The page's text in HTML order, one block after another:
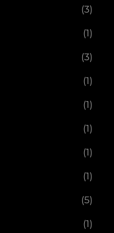
(3)
(1)
(3)
(1)
(1)
(1)
(1)
(1)
(5)
(1)